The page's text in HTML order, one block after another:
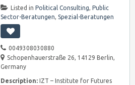
Listed in Political Consulting, Public
Sector-Beratungen, Spezial-Beratungen
0049308030880
Schopenhauerstraße 26, 14129 Berlin,
Germany
Description: IZT – Institute for Futures